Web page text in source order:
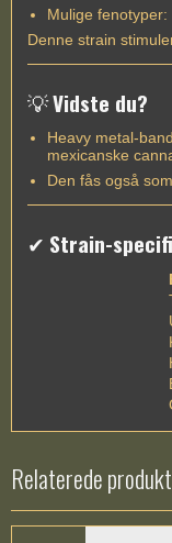
Mulige fenotyper:
Denne strain
💡Vidste du?
Heavy metal-
mexicanske
Den fås også som
✔ Strain-
Relaterede